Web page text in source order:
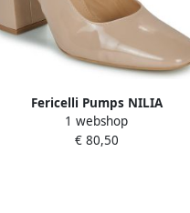
Fericelli Pumps NILIA
1 webshop
€ 80,50